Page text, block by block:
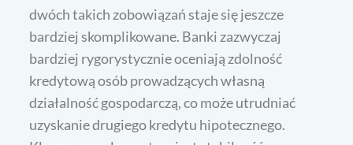
dwóch takich zobowiązań staje się jeszcze
bardziej skomplikowane. Banki zazwyczaj
bardziej rygorystycznie oceniają zdolność
kredytową osób prowadzących własną
działalność gospodarczą, co może utrudniać
uzyskanie drugiego kredytu hipotecznego.